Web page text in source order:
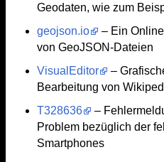
Geodaten, wie zum
geojson.io
– Ein
von GeoJSON-Dateien
VisualEditor
–
Bearbeitung von
T328636
–
Problem bezüglich der
Smartphones